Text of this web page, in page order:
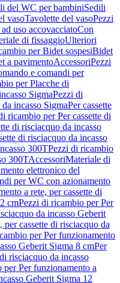
del WC per bambiniSedili
vasoTavolette del vasoPezzi
uso accovacciatoCon
di fissaggioUlteriori
per Bidet sospesiBidet
a pavimentoAccessoriPezzi
e comandi per
per Placche di
SigmaPezzi di
incasso SigmaPer cassette
ricambio per Per cassette di
di risciacquo da incasso
di risciacquo da incasso
300TPezzi di ricambio
300TAccessoriMateriale di
elettronico del
per WC con azionamento
a rete, per cassette di
cmPezzi di ricambio per Per
da incasso Geberit
cassette di risciacquo da
per Per funzionamento
Geberit Sigma 8 cmPer
risciacquo da incasso
Per funzionamento a
Geberit Sigma 12